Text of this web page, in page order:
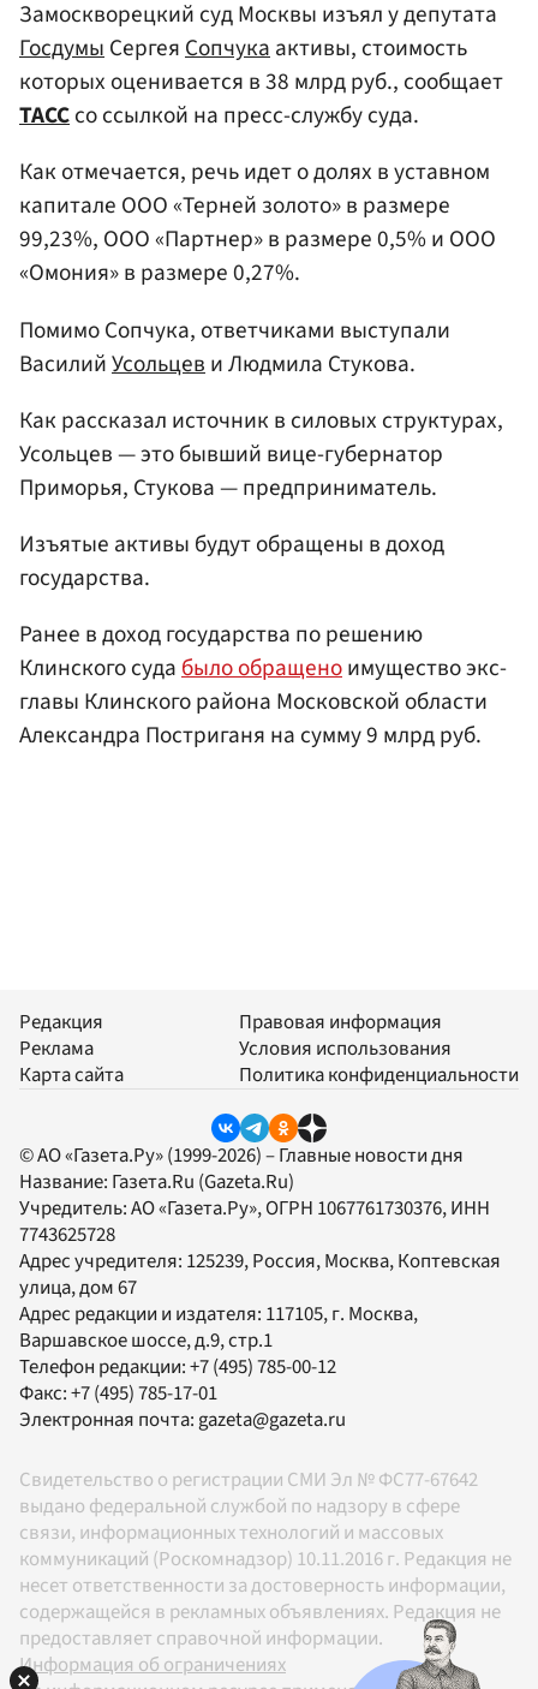
Замоскворецкий суд Москвы изъял у депутата
ГосдумыСергеяСопчукаактивы, стоимость
которых оценивается в 38 млрд руб., сообщает
ТАССсо ссылкой на пресс-службу суда.
Как отмечается, речь идет о долях в уставном
капитале ООО «Терней золото» в размере
99,23%, ООО «Партнер» в размере 0,5% и ООО
«Омония» в размере 0,27%.
Помимо Сопчука, ответчиками выступали
ВасилийУсольцев и Людмила Стукова.
Как рассказал источник в силовых структурах,
Усольцев — это бывший вице-губернатор
Приморья, Стукова — предприниматель.
Изъятые активы будут обращены в доход
государства.
Ранее в доход государства по решению
Клинского судабыло обращеноимущество экс-
главы Клинского района Московской области
Александра Постриганя на сумму 9 млрд руб.
Редакция
Реклама
Карта сайта
Правовая информация
Условия использования
Политика конфиденциальности
© АО «Газета.Ру» (1999-2026) – Главные новости дня
Название: Газета.Ru (Gazeta.Ru)
Учредитель:АО «Газета.Ру», ОГРН 1067761730376, ИНН
7743625728
Адрес учредителя: 125239, Россия, Москва, Коптевская
улица, дом 67
Адрес редакции и издателя: 117105, г. Москва,
Варшавское шоссе, д.9, стр.1
Телефон редакции:+7 (495) 785-00-12
Факс:+7 (495) 785-17-01
Электронная почта: gazeta@gazeta.ru
Свидетельство о регистрации СМИ Эл № ФС77-67642
выдано федеральной службой по надзору в сфере
связи, информационных технологий и массовых
коммуникаций (Роскомнадзор) 10.11.2016 г. Редакция не
несет ответственности за достоверность информации,
содержащейся в рекламных объявлениях. Редакция не
предоставляет справочной информации.
Информация об ограничениях